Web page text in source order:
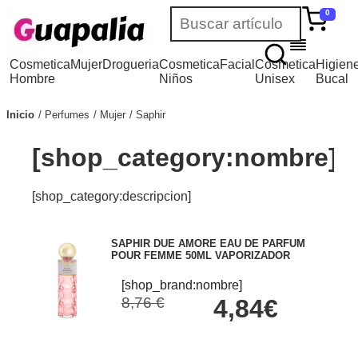
0
Cosmetica
Hombre
MujerDrogueriaCosmetica
Niños
FacialCosmetica
Unisex
Bucal
Inicio Perfumes Mujer Saphir
[shop_category:nombre]
[shop_category:descripcion]
SAPHIR DUE AMORE EAU DE PARFUM
POUR FEMME 50ML VAPORIZADOR
[shop_brand:nombre]
8,76 € 4,84€